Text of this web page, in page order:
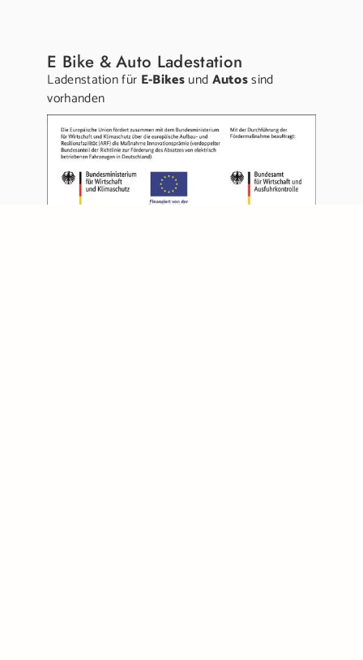
E Bike & Auto Ladestation
Ladenstation für E-Bikesund Autossind
vorhanden